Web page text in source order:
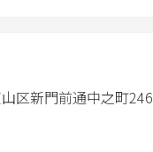
区新門前通中之町246